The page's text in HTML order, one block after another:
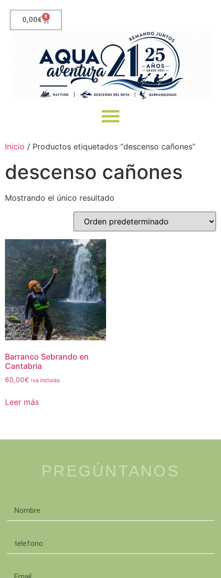
0,00€ 0
Inicio / Productos etiquetados “descenso cañones”
descenso cañones
Mostrando el único resultado
Barranco Sebrando en
Cantabria
60,00€ iva incluido
Leer más
PREGÚNTANOS